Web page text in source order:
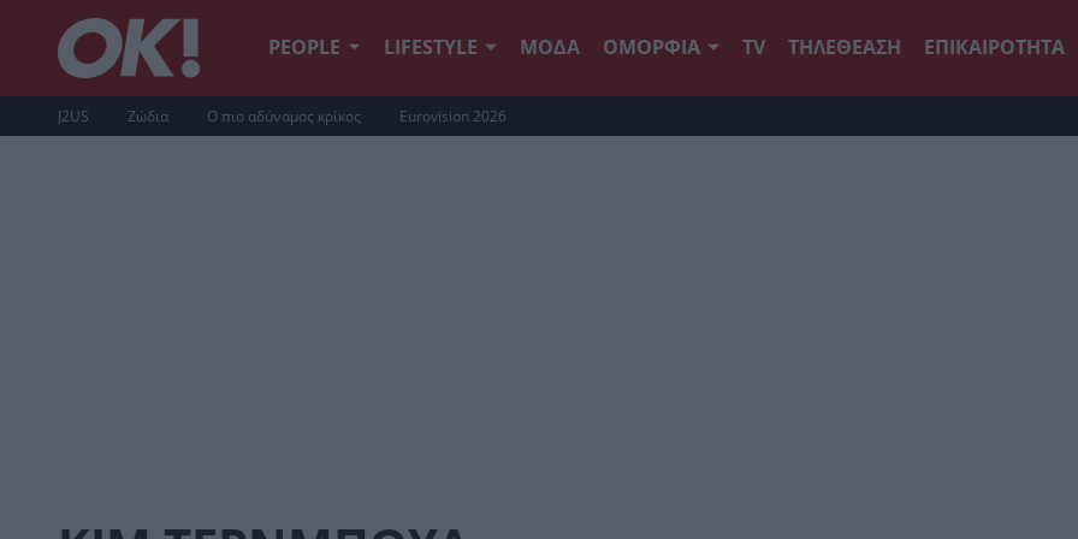
PEOPLE LIFESTYLE ΜΟΔΑ ΟΜΟΡΦΙΑ TV ΤΗΛΕΘΕΑΣΗ ΕΠΙΚΑΙΡΟΤΗΤΑ
J2US Ζώδια Ο πιο αδύναμος κρίκος Eurovision 2026